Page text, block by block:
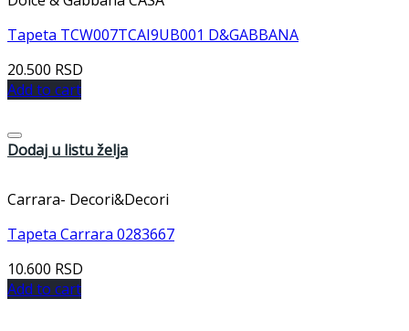
Tapeta TCW007TCAI9UB001 D&GABBANA
20.500 RSD
Add to cart
Dodaj u listu želja
Carrara- Decori&Decori
Tapeta Carrara 0283667
10.600 RSD
Add to cart